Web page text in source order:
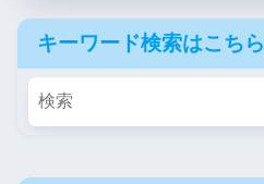
キーワード検索はこちら